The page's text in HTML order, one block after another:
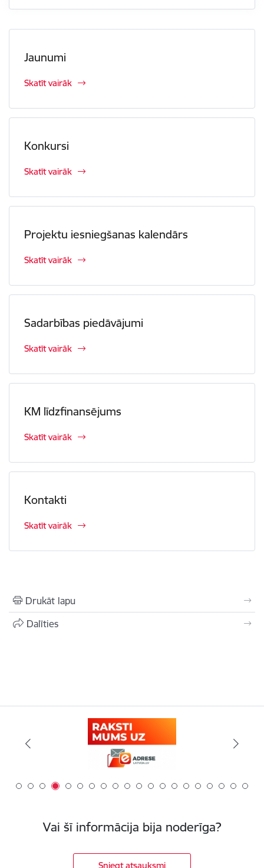
Jaunumi
Skatīt vairāk
Konkursi
Skatīt vairāk
Projektu iesniegšanas kalendārs
Skatīt vairāk
Sadarbības piedāvājumi
Skatīt vairāk
KM līdzfinansējums
Skatīt vairāk
Kontakti
Skatīt vairāk
Drukāt lapu
Dalīties
Vai šī informācija bija noderīga?
Sniegt atsauksmi